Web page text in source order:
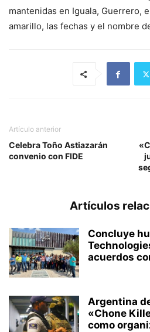
Artículo anterior
Celebra Toño Astiazarán
convenio con FIDE
Artículos
Concluye
acuerdos
Argentina
«Chone
como